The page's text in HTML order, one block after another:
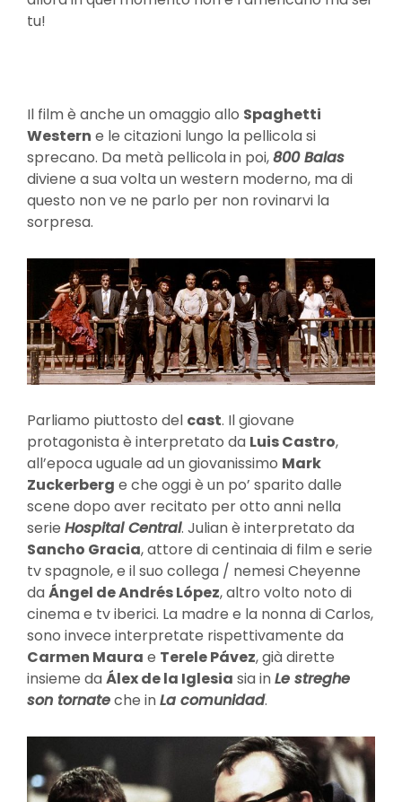
tu!
Il film è anche un omaggio allo Spaghetti
Western e le citazioni lungo la pellicola si
sprecano. Da metà pellicola in poi,800 Balas
diviene a sua volta un western moderno, ma di
questo non ve ne parlo per non rovinarvi la
sorpresa.
Parliamo piuttosto del cast. Il giovane
protagonista è interpretato da Luis Castro,
all’epoca uguale ad un giovanissimo Mark
Zuckerberg e che oggi è un po’ sparito dalle
scene dopo aver recitato per otto anni nella
serie Hospital Central. Julian è interpretato da
Sancho Gracia, attore di centinaia di film e serie
tv spagnole, e il suo collega / nemesi Cheyenne
daÁngel de Andrés López, altro volto noto di
cinema e tv iberici. La madre e la nonna di Carlos,
sono invece interpretate rispettivamente da
Carmen Maura e Terele Pávez, già dirette
insieme daÁlex de la Iglesia sia inLe streghe
son tornateche inLa comunidad.